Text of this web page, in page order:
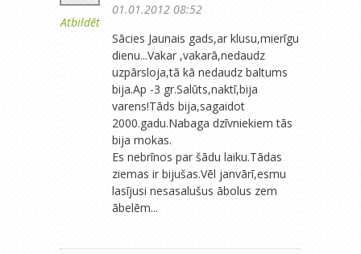
Atbildēt
01.01.2012 08:52
Sācies Jaunais gads,ar klusu,mierīgu
dienu...Vakar ,vakarā,nedaudz
uzpārsloja,tā kā nedaudz baltums
bija.Ap -3 gr.Salūts,naktī,bija
varens!Tāds bija,sagaidot
2000.gadu.Nabaga dzīvniekiem tās
bija mokas.
Es nebrīnos par šādu laiku.Tādas
ziemas ir bijušas.Vēl janvārī,esmu
lasījusi nesasalušus ābolus zem
ābelēm...